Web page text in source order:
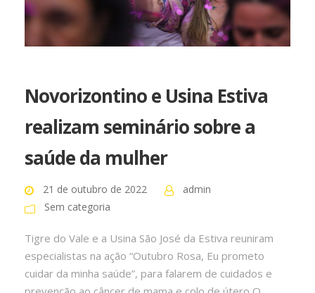
Novorizontino e Usina Estiva
realizam seminário sobre a
saúde da mulher
21 de outubro de 2022
admin
Sem categoria
Tigre do Vale e a Usina São José da Estiva reuniram
especialistas na ação “Outubro Rosa, Eu prometo
cuidar da minha saúde”, para falarem de cuidados e